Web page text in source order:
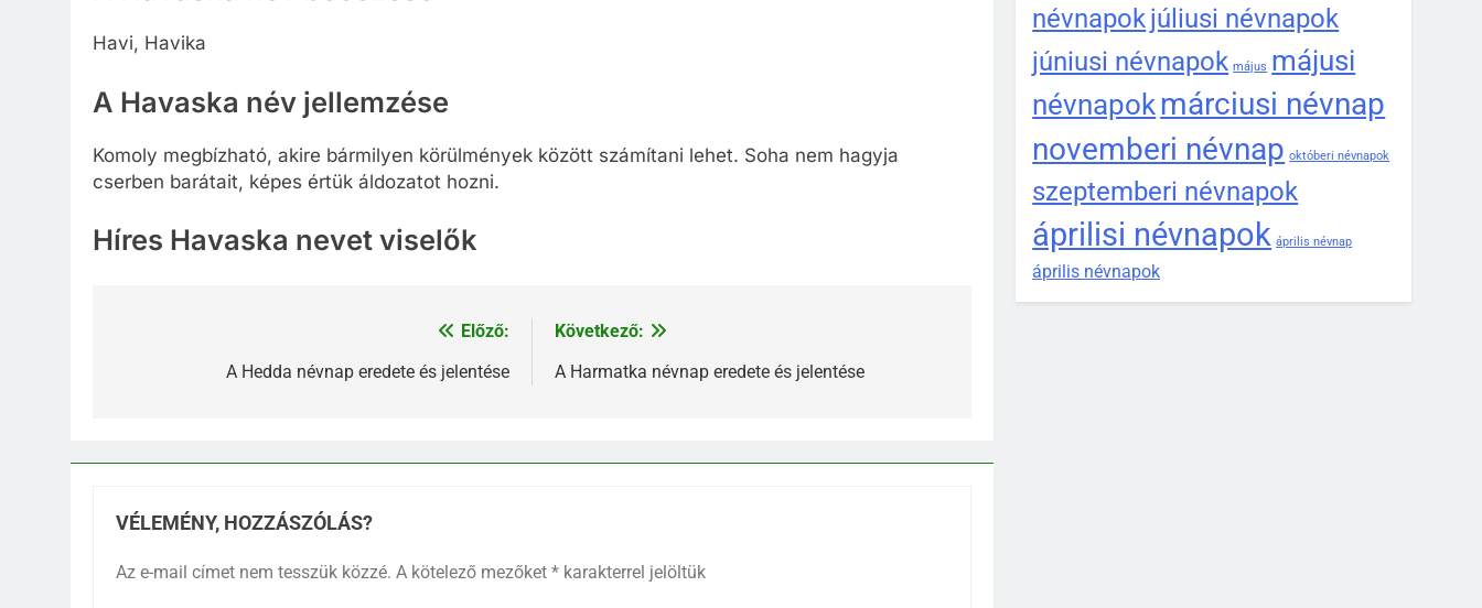
Havi, Havika
A Havaska név jellemzése
Komoly megbízható, akire bármilyen körülmények között számítani lehet. Soha nem hagyja
cserben barátait, képes értük áldozatot hozni.
Híres Havaska nevet viselők
navigáció
Előző:
A Hedda névnap eredete és jelentése
Következő:
A Harmatka névnap eredete és jelentése
VÉLEMÉNY, HOZZÁSZÓLÁS?
Az e-mail címet nem tesszük közzé. A kötelező mezőket * karakterrel jelöltük
névnapokjúliusi névnapok
júniusi névnapok május májusi
névnapokmárciusi névnap
novemberi névnap októberi névnapok
szeptemberi névnapok
áprilisi névnapok április névnap
április névnapok